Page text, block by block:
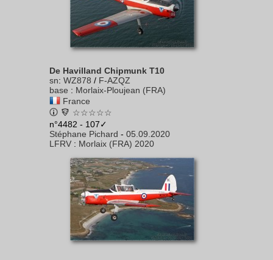
De Havilland Chipmunk T10
sn: WZ878 / F-AZQZ
base : Morlaix-Ploujean (FRA)
France
☆☆☆☆☆
n°4482 - 107✓
Stéphane Pichard - 05.09.2020
LFRV : Morlaix (FRA) 2020